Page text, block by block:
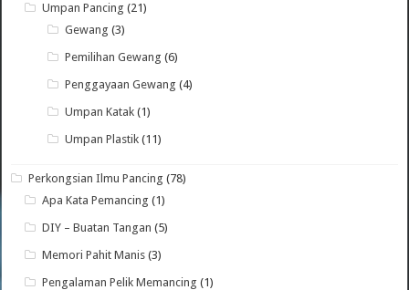
Umpan Pancing (21)
Gewang (3)
Pemilihan Gewang (6)
Penggayaan Gewang (4)
Umpan Katak (1)
Umpan Plastik (11)
Perkongsian Ilmu Pancing (78)
Apa Kata Pemancing (1)
DIY – Buatan Tangan (5)
Memori Pahit Manis (3)
Pengalaman Pelik Memancing (1)